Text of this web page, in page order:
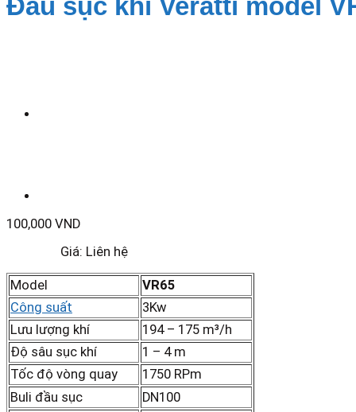
100,000 VND
Giá: Liên hệ
Model
VR65
Công suất
3Kw
Lưu lượng khí
194 – 175 m³/h
Độ sâu sục khí
1 – 4 m
Tốc độ vòng quay
1750 RPm
Buli đầu sục
DN100